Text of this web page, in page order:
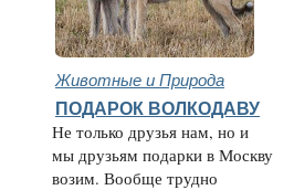
Животные и Природа
ПОДАРОК ВОЛКОДАВУ
Не только друзья нам, но и
мы друзьям подарки в Москву
возим. Вообще трудно